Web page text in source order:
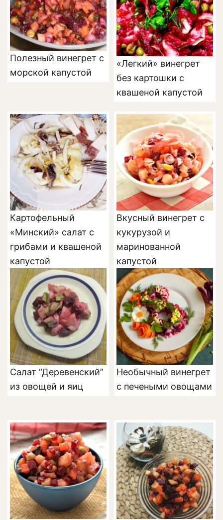
Полезный винегрет с
морской капустой
«Легкий» винегрет
без картошки с
квашеной капустой
Картофельный
«Минский» салат с
грибами и квашеной
капустой
Вкусный винегрет с
кукурузой и
маринованной
капустой
Салат “Деревенский”
из овощей и яиц
Необычный винегрет
с печеными овощами